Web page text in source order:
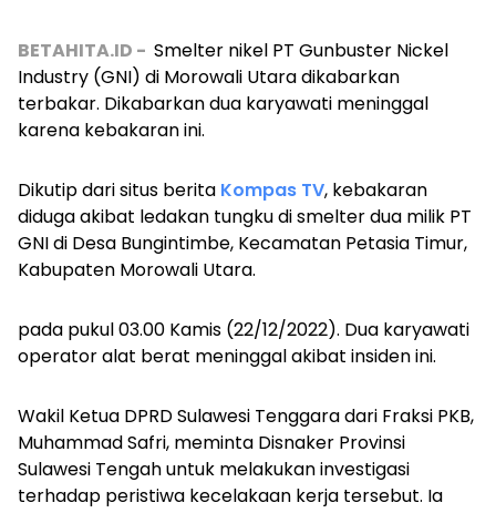
BETAHITA.ID - Smelter nikel PT Gunbuster Nickel
Industry (GNI) di Morowali Utara dikabarkan
terbakar. Dikabarkan dua karyawati meninggal
karena kebakaran ini.
Dikutip dari situs berita Kompas TV, kebakaran
diduga akibat ledakan tungku di smelter dua milik PT
GNI di Desa Bungintimbe, Kecamatan Petasia Timur,
Kabupaten Morowali Utara.
pada pukul 03.00 Kamis (22/12/2022). Dua karyawati
operator alat berat meninggal akibat insiden ini.
Wakil Ketua DPRD Sulawesi Tenggara dari Fraksi PKB,
Muhammad Safri, meminta Disnaker Provinsi
Sulawesi Tengah untuk melakukan investigasi
terhadap peristiwa kecelakaan kerja tersebut. Ia